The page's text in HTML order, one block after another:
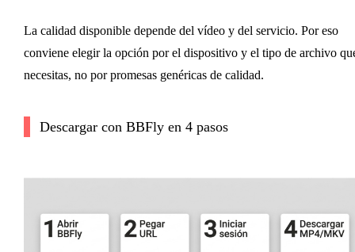
La calidad disponible depende del vídeo y del servicio. Por eso
conviene elegir la opción por el dispositivo y el tipo de archivo
necesitas, no por promesas genéricas de calidad.
Descargar con BBFly en 4 pasos